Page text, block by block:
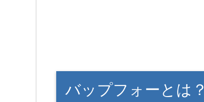
バップフォーとは？